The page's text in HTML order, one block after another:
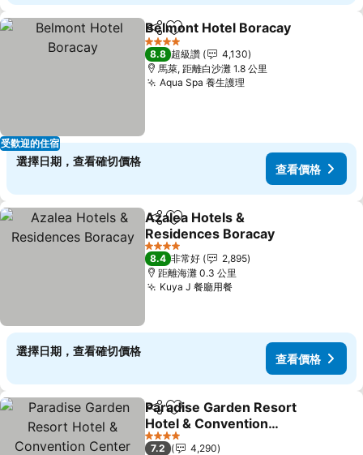
受歡迎的住宿
分享 加入我的最愛
Belmont Hotel Boracay
4 星級
8.8 超級讚
4,130
馬萊, 距離白沙灘 1.8 公里
Aqua Spa 養生護理查看價格
選擇日期，查看確切價格
查看價格
分享 加入我的最愛
Azalea Hotels &
Residences Boracay
查看價格
4 星級
8.4 非常好
2,895
距離海灘 0.3 公里
Kuya J 餐廳用餐查看價格
選擇日期，查看確切價格
查看價格
分享 加入我的最愛
Paradise Garden Resort
Hotel & Convention
Center Boracay
查看價格
4 星級
7.2
4,290